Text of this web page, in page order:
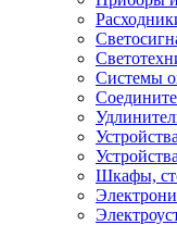
Системы
Шкафы,